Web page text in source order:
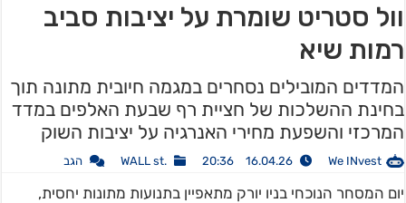
וול סטריט שומרת על יציבות סביב
רמות שיא
המדדים המובילים נסחרים במגמה חיובית מתונה תוך
בחינת ההשלכות של חציית רף שבעת האלפים במדד
המרכזי והשפעת מחירי האנרגיה על יציבות השוק
We INvest
16.04.26 20:36
.WALL st הגב
יום המסחר הנוכחי בניו יורק מתאפיין בתנועות מתונות יחסית,